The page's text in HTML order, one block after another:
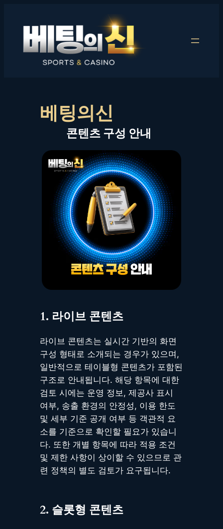
베팅의신
콘텐츠 구성 안내
1. 라이브 콘텐츠
라이브 콘텐츠는 실시간 기반의 화면
구성 형태로 소개되는 경우가 있으며,
일반적으로 테이블형 콘텐츠가 포함된
구조로 안내됩니다. 해당 항목에 대한
검토 시에는 운영 정보, 제공사 표시
여부, 송출 환경의 안정성, 이용 한도
및 세부 기준 공개 여부 등 객관적 요
소를 기준으로 확인할 필요가 있습니
다. 또한 개별 항목에 따라 적용 조건
및 제한 사항이 상이할 수 있으므로 관
련 정책의 별도 검토가 요구됩니다.
2. 슬롯형 콘텐츠